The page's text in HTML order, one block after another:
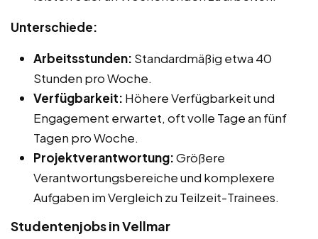
Unterschiede:
Arbeitsstunden: Standardmäßig etwa 40
Stunden pro Woche.
Verfügbarkeit: Höhere Verfügbarkeit und
Engagement erwartet, oft volle Tage an fünf
Tagen pro Woche.
Projektverantwortung:Größere
Verantwortungsbereiche und komplexere
Aufgaben im Vergleich zu Teilzeit-Trainees.
Studentenjobs in Vellmar